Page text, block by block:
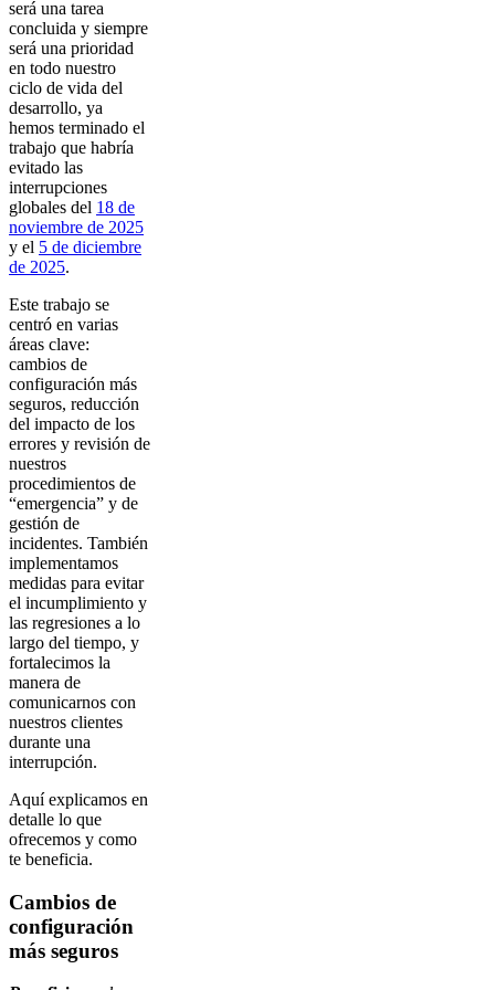
será una tarea
concluida y siempre
será una prioridad
en todo nuestro
ciclo de vida del
desarrollo, ya
hemos terminado el
trabajo que habría
evitado las
interrupciones
globales del 18 de
noviembre de 2025
y el 5 de diciembre
de 2025.
Este trabajo se
centró en varias
áreas clave:
cambios de
configuración más
seguros, reducción
del impacto de los
errores y revisión de
nuestros
procedimientos de
“emergencia” y de
gestión de
incidentes. También
implementamos
medidas para evitar
el incumplimiento y
las regresiones a lo
largo del tiempo, y
fortalecimos la
manera de
comunicarnos con
nuestros clientes
durante una
interrupción.
Aquí explicamos en
detalle lo que
ofrecemos y como
te beneficia.
Cambios de
configuración
más seguros